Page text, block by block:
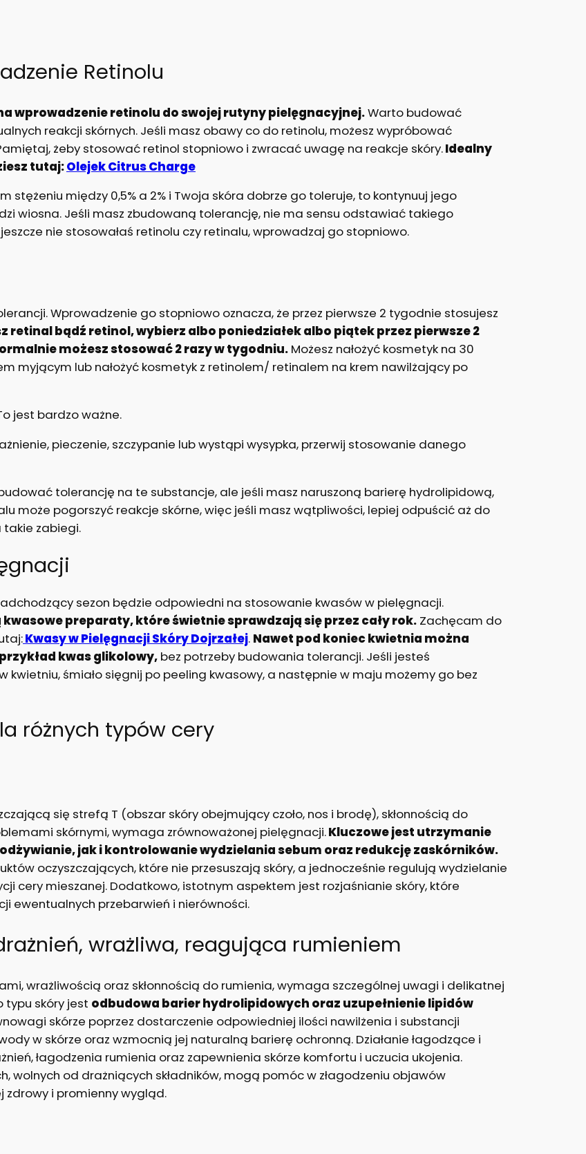
Retinolu
wprowadzenie retinolu do swojej rutyny pielęgnacyjnej.Warto budować
reakcji skórnych. Jeśli masz obawy co do retinolu, możesz wypróbować
żeby stosować retinol stopniowo i zwracać uwagę na reakcje skóry.Idealny
tutaj:Olejek Citrus Charge
stężeniu między 0,5% a 2% i Twoja skóra dobrze go toleruje, to kontynuuj jego
wiosna. Jeśli masz zbudowaną tolerancję, nie ma sensu odstawiać takiego
nie stosowałaś retinolu czy retinalu, wprowadzaj go stopniowo.
Wprowadzenie go stopniowo oznacza, że przez pierwsze 2 tygodnie stosujesz
retinal bądź retinol, wybierz albo poniedziałek albo piątek przez pierwsze 2
możesz stosować 2 razy w tygodniu. Możesz nałożyć kosmetyk na 30
myjącym lub nałożyć kosmetyk z retinolem/ retinalem na krem nawilżający po
jest bardzo ważne.
pieczenie, szczypanie lub wystąpi wysypka, przerwij stosowanie danego
tolerancję na te substancje, ale jeśli masz naruszoną barierę hydrolipidową,
może pogorszyć reakcje skórne, więc jeśli masz wątpliwości, lepiej odpuścić aż do
zabiegi.
sezon będzie odpowiedni na stosowanie kwasów w pielęgnacji.
preparaty, które świetnie sprawdzają się przez cały rok. Zachęcam do
Kwasy w Pielęgnacji Skóry Dojrzałej. Nawet pod koniec kwietnia można
kwas glikolowy, bez potrzeby budowania tolerancji. Jeśli jesteś
śmiało sięgnij po peeling kwasowy, a następnie w maju możemy go bez
różnych typów cery
się strefą T (obszar skóry obejmujący czoło, nos i brodę), skłonnością do
skórnymi, wymaga zrównoważonej pielęgnacji.Kluczowe jest utrzymanie
jak i kontrolowanie wydzielania sebum oraz redukcję zaskórników.
oczyszczających, które nie przesuszają skóry, a jednocześnie regulują wydzielanie
cery mieszanej. Dodatkowo, istotnym aspektem jest rozjaśnianie skóry, które
ewentualnych przebarwień i nierówności.
wrażliwa, reagująca rumieniem
wrażliwością oraz skłonnością do rumienia, wymaga szczególnej uwagi i delikatnej
typu skóry jest odbudowa barier hydrolipidowych oraz uzupełnienie lipidów
skórze poprzez dostarczenie odpowiedniej ilości nawilżenia i substancji
w skórze oraz wzmocnią jej naturalną barierę ochronną. Działanie łagodzące i
łagodzenia rumienia oraz zapewnienia skórze komfortu i uczucia ukojenia.
wolnych od drażniących składników, mogą pomóc w złagodzeniu objawów
zdrowy i promienny wygląd.